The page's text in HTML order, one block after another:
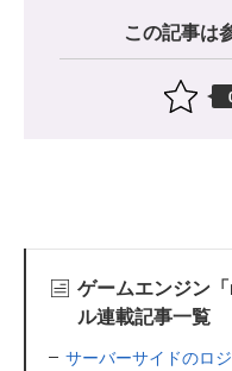
この記事は
ゲームエンジン
ル連載記事一覧
サーバーサイドのロ